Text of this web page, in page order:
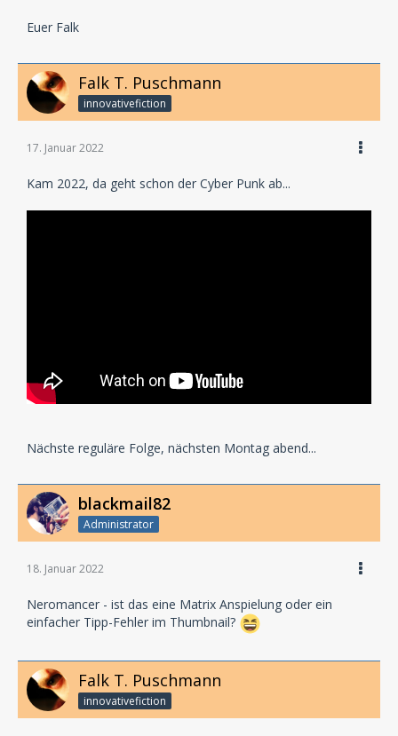
Euer Falk
Falk T. Puschmann
innovativefiction
17. Januar 2022
Kam 2022, da geht schon der Cyber Punk ab...
Nächste reguläre Folge, nächsten Montag abend...
blackmail82
Administrator
18. Januar 2022
Neromancer - ist das eine Matrix Anspielung oder ein
einfacher Tipp-Fehler im Thumbnail?
Falk T. Puschmann
innovativefiction